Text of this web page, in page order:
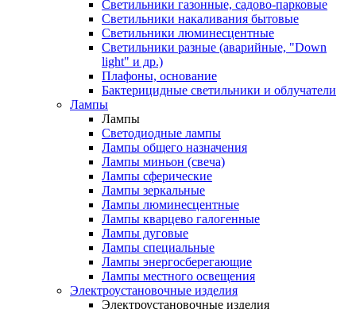
Светильники газонные, садово-парковые
Светильники накаливания бытовые
Светильники люминесцентные
Светильники разные (аварийные, "Down
light" и др.)
Плафоны, основание
Бактерицидные светильники и облучатели
Лампы
Лампы
Светодиодные лампы
Лампы общего назначения
Лампы миньон (свеча)
Лампы сферические
Лампы зеркальные
Лампы люминесцентные
Лампы кварцево галогенные
Лампы дуговые
Лампы специальные
Лампы энергосберегающие
Лампы местного освещения
Электроустановочные изделия
Электроустановочные изделия